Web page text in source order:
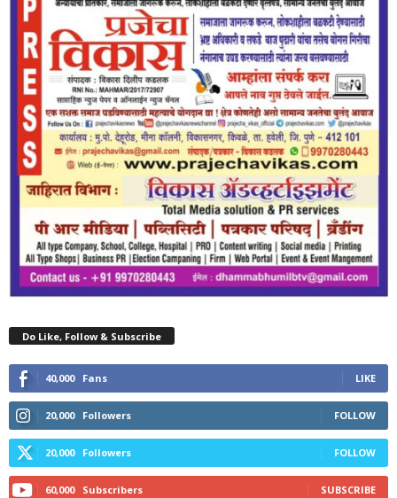
Do Like, Follow & Subscribe
40,000 Fans LIKE
20,000 Followers FOLLOW
20,000 Followers FOLLOW
60,000 Subscribers SUBSCRIBE